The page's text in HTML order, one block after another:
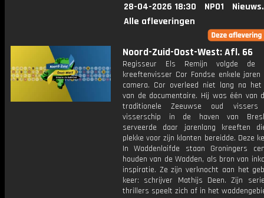
28-04-2026 18:30 NPO1
Alle afleveringen
Noord-Zuid-Oost-West: Afl. 66
Regisseur Els Remijn volgde de
kreeftenvisser Cor Fondse enkele
camera. Cor overleed niet lang na het
van de documentaire. Hij was één van
traditionele Zeeuwse oud
visserschip in de haven van
serveerde daar jarenlang kreeften
plekke voor zijn klanten bereidde. Deze
In Waddenlaifde staan Groningers
houden van de Wadden, als bron van
inspiratie. Ze zijn verknocht aan het
keer: schrijver Mathijs Deen. Zijn
thrillers speelt zich af in het